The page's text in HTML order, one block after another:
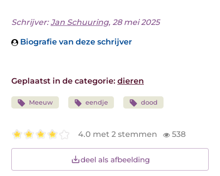
Schrijver:Jan Schuuring, 28 mei 2025
Biografie van deze schrijver
Geplaatst in de categorie: dieren
Meeuw eendje dood
4.0 met 2 stemmen 538
deel als afbeelding